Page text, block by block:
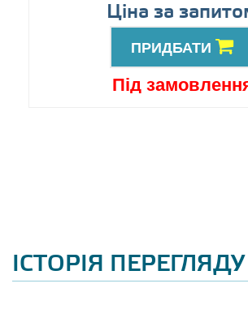
Ціна за
ПРИДБАТИ
Під
ІСТОРІЯ ПЕРЕГЛЯДУ